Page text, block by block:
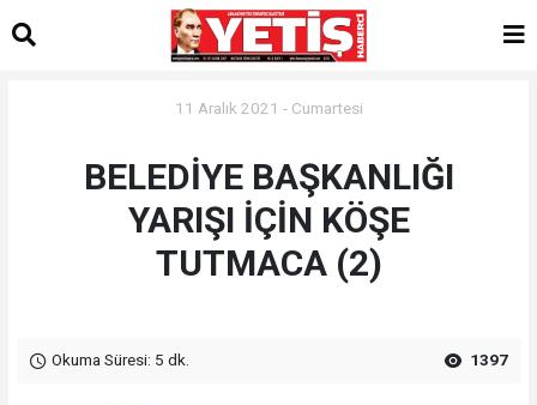
11 Aralık 2021 - Cumartesi
BELEDİYE BAŞKANLIĞI
YARIŞI İÇİN KÖŞE
TUTMACA (2)
Okuma Süresi: 5 dk. 1397